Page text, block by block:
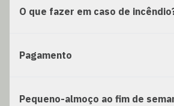
O que fazer em caso de
Pagamento
Pequeno-almoço ao fim de